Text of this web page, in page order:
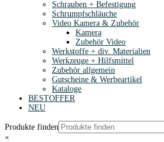
Schrauben + Befestigung
Schrumpfschläuche
Video Kamera & Zubehör
Kamera
Zubehör Video
Werkstoffe + div. Materialien
Werkzeuge + Hilfsmittel
Zubehör allgemein
Gutscheine & Werbeartikel
Kataloge
BESTOFFER
NEU
Produkte finden
×